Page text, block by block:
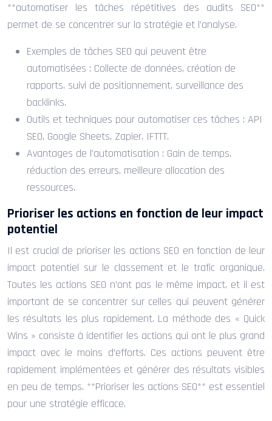
**automatiser les tâches répétitives des audits SEO**
permet de se concentrer sur la stratégie et l’analyse.
Exemples de tâches SEO qui peuvent être
automatisées : Collecte de données, création de
rapports, suivi de positionnement, surveillance des
backlinks.
Outils et techniques pour automatiser ces tâches : API
SEO, Google Sheets, Zapier, IFTTT.
Avantages de l’automatisation : Gain de temps,
réduction des erreurs, meilleure allocation des
ressources.
Prioriser les actions en fonction de leur impact
potentiel
Il est crucial de prioriser les actions SEO en fonction de leur
impact potentiel sur le classement et le trafic organique.
Toutes les actions SEO n’ont pas le même impact, et il est
important de se concentrer sur celles qui peuvent générer
les résultats les plus rapidement. La méthode des « Quick
Wins » consiste à identifier les actions qui ont le plus grand
impact avec le moins d’efforts. Ces actions peuvent être
rapidement implémentées et générer des résultats visibles
en peu de temps. **Prioriser les actions SEO** est essentiel
pour une stratégie efficace.